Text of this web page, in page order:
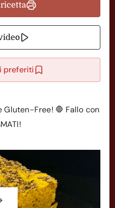
preferiti
Gluten-Free! 🛑 Fallo con